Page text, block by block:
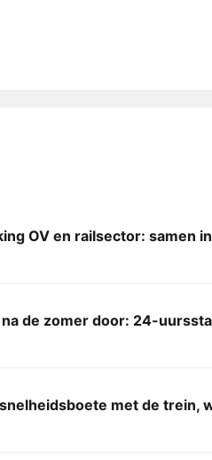
OV en railsector: samen
de zomer door: 24-
met de trein,